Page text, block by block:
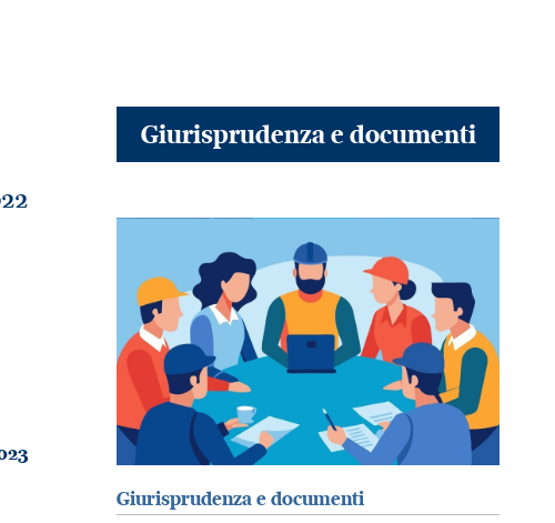
Giurisprudenza e documenti
Giurisprudenza e documenti